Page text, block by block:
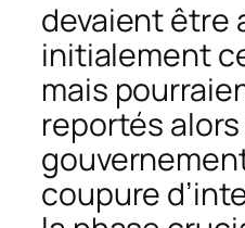
devaient être
initialement
mais
reportés
coupure